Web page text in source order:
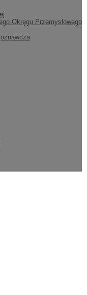
Okręgu Przemysłowego